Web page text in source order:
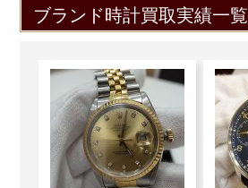
ブランド時計買取実績一覧